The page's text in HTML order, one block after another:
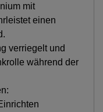
mit
einen
verriegelt und
während der